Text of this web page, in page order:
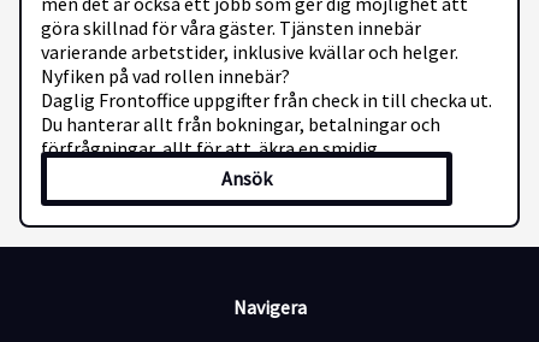
göra skillnad för våra gäster. Tjänsten innebär
varierande arbetstider, inklusive kvällar och helger.
Nyfiken på vad rollen innebär?
Daglig Frontoffice uppgifter från check in till checka ut.
Du hanterar allt från bokningar, betalningar och
förfrågningar, allt för att äkra en smidig
Bibehålla vårt gästlöfte genom att leverera en
välkomnande atmosfär och pålitlig service.
positiva upplevelser för gästerna.
Ansök
Navigera